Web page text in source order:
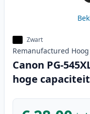
Zwart
Remanufactured Hoog
Canon PG-
hoge